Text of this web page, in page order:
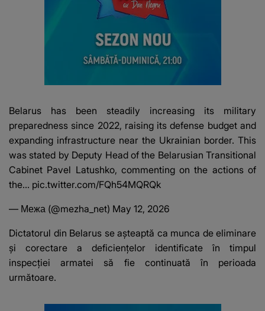
Belarus has been steadily increasing its military
preparedness since 2022, raising its defense budget and
expanding infrastructure near the Ukrainian border. This
was stated by Deputy Head of the Belarusian Transitional
Cabinet Pavel Latushko, commenting on the actions of
the… pic.twitter.com/FQh54MQRQk
— Межа (@mezha_net) May 12, 2026
Dictatorul din Belarus se așteaptă ca munca de eliminare
și corectare a deficiențelor identificate în timpul
inspecției armatei să fie continuată în perioada
următoare.